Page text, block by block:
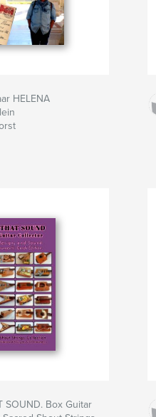
HELENA
SOUND. Box Guitar